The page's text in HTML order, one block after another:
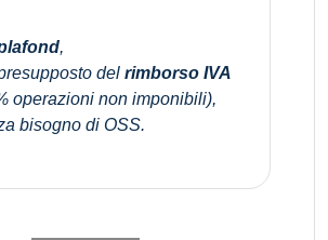
,
del rimborso IVA
operazioni non imponibili),
bisogno di OSS.